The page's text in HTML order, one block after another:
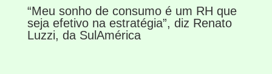
“Meu sonho de consumo é um RH que
seja efetivo na estratégia”, diz Renato
Luzzi, da SulAmérica